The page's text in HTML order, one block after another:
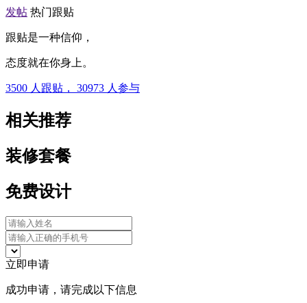
发帖 热门跟贴
跟贴是一种信仰，
态度就在你身上。
3500 人跟贴， 30973 人参与
相关推荐
装修套餐
免费设计
立即申请
成功申请，请完成以下信息